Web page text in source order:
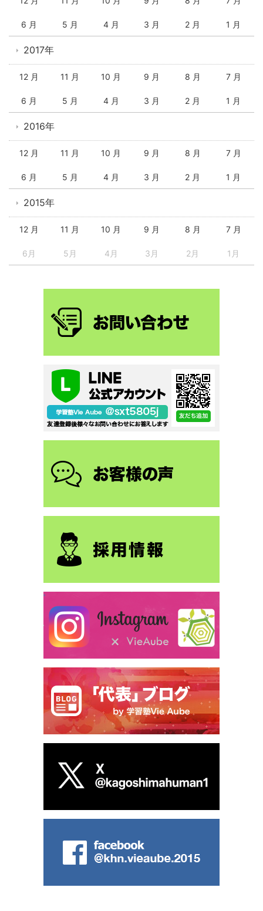
6 月 5 月 4 月 3 月 2 月 1 月
2017年
12 月 11 月 10 月 9 月 8 月 7 月
6 月 5 月 4 月 3 月 2 月 1 月
2016年
12 月 11 月 10 月 9 月 8 月 7 月
6 月 5 月 4 月 3 月 2 月 1 月
2015年
12 月 11 月 10 月 9 月 8 月 7 月
6月 5月 4月 3月 2月 1月